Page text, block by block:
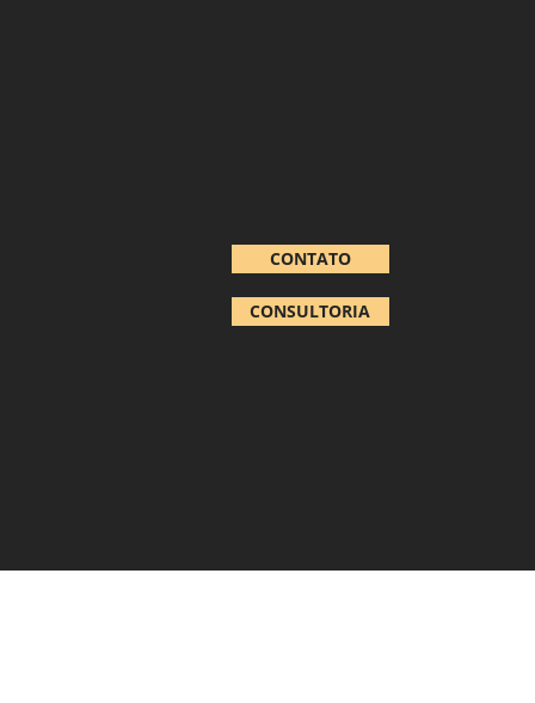
CONTATO
CONSULTORIA